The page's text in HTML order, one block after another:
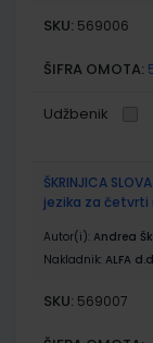
SKU: 569006
ŠIFRA OMOTA:
Udžbenik
ŠKRINJICA
jezika za četvrti
Autor(i): Andrea
Nakladnik: ALFA
SKU: 569007